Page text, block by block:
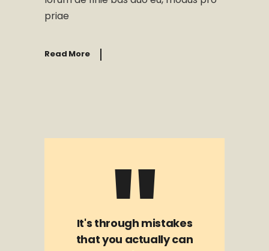
priae
Read More
It's through mistakes
that you actually can